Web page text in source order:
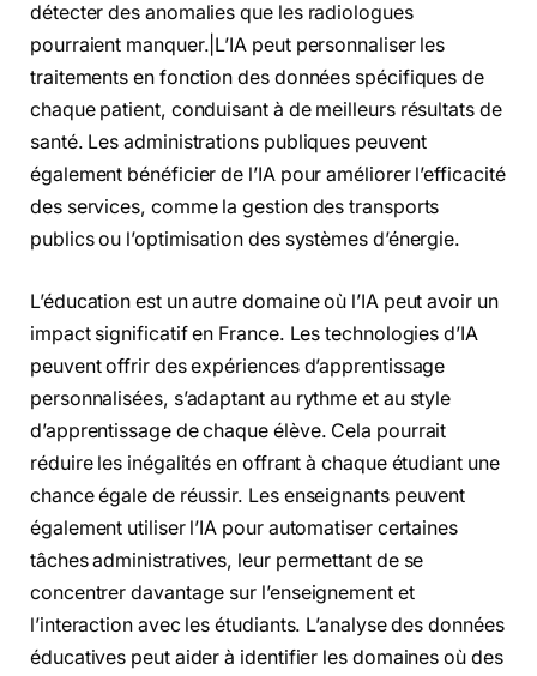
détecter des anomalies que les radiologues
pourraient manquer.|L’IA peut personnaliser les
traitements en fonction des données spécifiques de
chaque patient, conduisant à de meilleurs résultats de
santé. Les administrations publiques peuvent
également bénéficier de l’IA pour améliorer l’efficacité
des services, comme la gestion des transports
publics ou l’optimisation des systèmes d’énergie.
L’éducation est un autre domaine où l’IA peut avoir un
impact significatif en France. Les technologies d’IA
peuvent offrir des expériences d’apprentissage
personnalisées, s’adaptant au rythme et au style
d’apprentissage de chaque élève. Cela pourrait
réduire les inégalités en offrant à chaque étudiant une
chance égale de réussir. Les enseignants peuvent
également utiliser l’IA pour automatiser certaines
tâches administratives, leur permettant de se
concentrer davantage sur l’enseignement et
l’interaction avec les étudiants. L’analyse des données
éducatives peut aider à identifier les domaines où des